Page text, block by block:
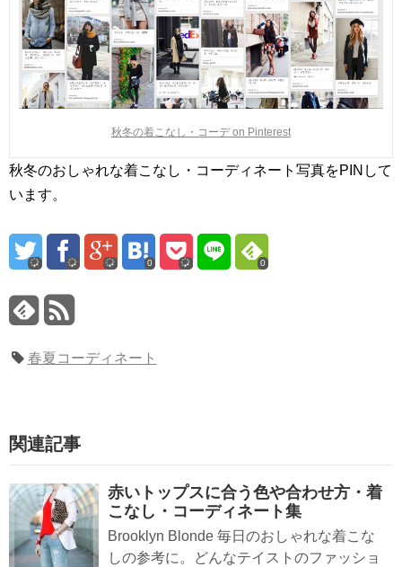
秋冬の着こなし・コーデ on Pinterest
秋冬のおしゃれな着こなし・コーディネート写真をPINして
います。
0 0
春夏コーディネート
関連記事
赤いトップスに合う色や合わせ方・着
こなし・コーディネート集
Brooklyn Blonde 毎日のおしゃれな着こな
しの参考に。どんなテイストのファッショ